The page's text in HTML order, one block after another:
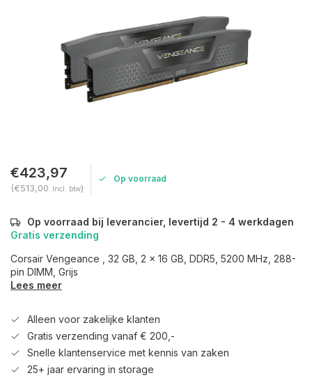
€423,97
(€513,00 Incl. btw)
Op voorraad
Op voorraad bij leverancier, levertijd 2 - 4 werkdagen
Gratis verzending
Corsair Vengeance , 32 GB, 2 x 16 GB, DDR5, 5200 MHz, 288-
pin DIMM, Grijs
Lees meer
Alleen voor zakelijke klanten
Gratis verzending vanaf € 200,-
Snelle klantenservice met kennis van zaken
25+ jaar ervaring in storage